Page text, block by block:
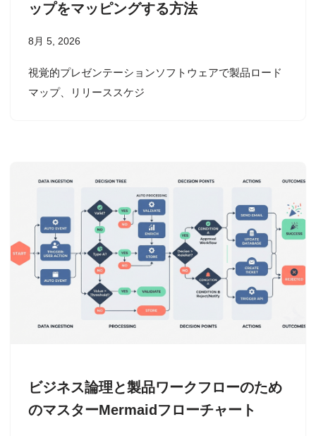
ップをマッピングする方法
8月 5, 2026
視覚的プレゼンテーションソフトウェアで製品ロード
マップ、リリーススケジ
ビジネス論理と製品ワークフローのため
のマスターMermaidフローチャート